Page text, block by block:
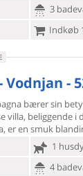
3
Indkøb
-
bærer sin
villa, beliggende i
er en smuk
1
4